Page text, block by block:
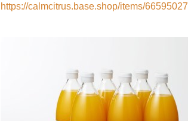
https://calmcitrus.base.shop/items/66595027